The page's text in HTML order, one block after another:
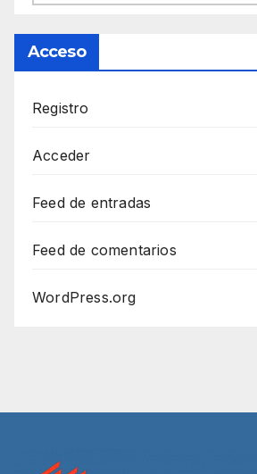
Acceso
Registro
Acceder
Feed de entradas
Feed de comentarios
WordPress.org